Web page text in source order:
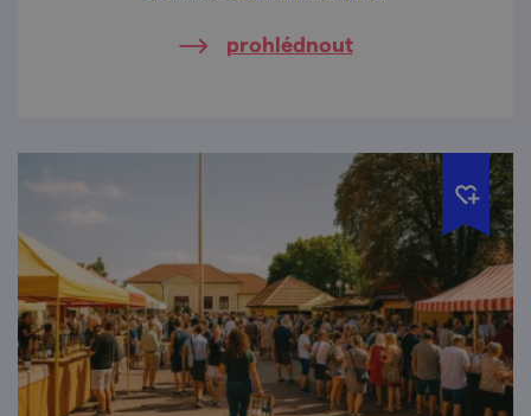
prohlédnout